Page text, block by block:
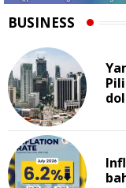
BUSINESS